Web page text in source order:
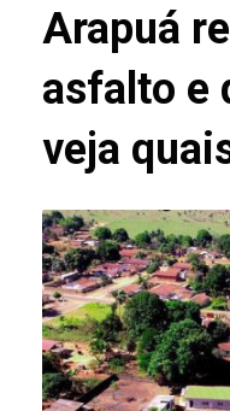
Arapuá
asfalto e
veja